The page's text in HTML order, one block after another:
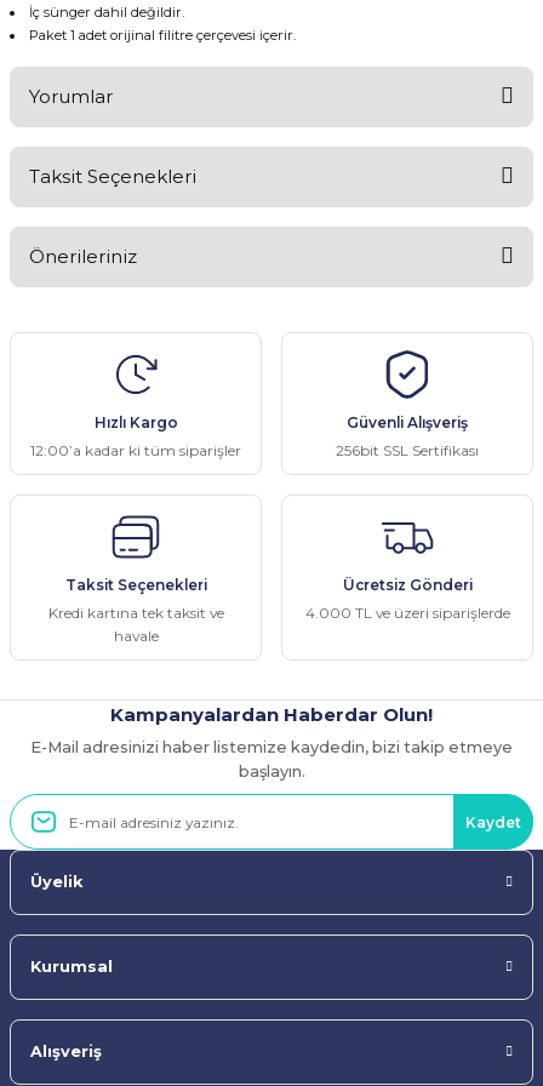
İç sünger dahil değildir.
Paket 1 adet orijinal filitre çerçevesi içerir.
Yorumlar
Taksit Seçenekleri
Önerileriniz
konularda yetersiz gördüğünüz noktaları öneri formunu kullanarak
tarafımıza iletebilirsiniz.
Görüş ve önerileriniz için teşekkür ederiz.
Ürün resmi kalitesiz, bozuk veya görüntülenemiyor.
Ürün bilgilerinde hatalar bulunuyor.
Ürün fiyatı diğer sitelerden daha pahalı.
Bu ürüne benzer farklı alternatifler olmalı.
Gönder
Hızlı Kargo
12:00’a kadar ki tüm siparişler
Güvenli Alışveriş
256bit SSL Sertifikası
Taksit Seçenekleri
Kredi kartına tek taksit ve
havale
Ücretsiz Gönderi
4.000 TL ve üzeri siparişlerde
Kampanyalardan Haberdar Olun!
E-Mail adresinizi haber listemize kaydedin, bizi takip etmeye
başlayın.
Kaydet
Üyelik
Kurumsal
Alışveriş